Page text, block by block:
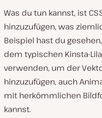
Was du tun kannst, ist
hinzuzufügen, was
Beispiel hast du
dem typischen Kinsta-
verwenden, um der
hinzuzufügen, auch
mit herkömmlichen
kannst.